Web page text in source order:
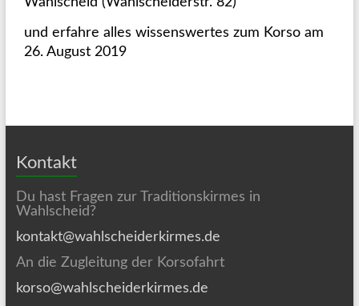
und erfahre alles wissenswertes zum Korso am
26. August 2019
Kontakt
Du hast Fragen zur Traditionskirmes in
Wahlscheid?
kontakt@wahlscheiderkirmes.de
An die Zugleitung der Korsofahrt
korso@wahlscheiderkirmes.de